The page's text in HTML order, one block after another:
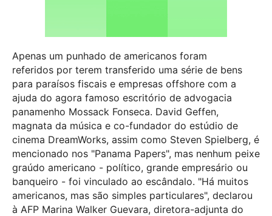
Apenas um punhado de americanos foram
referidos por terem transferido uma série de bens
para paraísos fiscais e empresas offshore com a
ajuda do agora famoso escritório de advogacia
panamenho Mossack Fonseca. David Geffen,
magnata da música e co-fundador do estúdio de
cinema DreamWorks, assim como Steven Spielberg, é
mencionado nos "Panama Papers", mas nenhum peixe
graúdo americano - político, grande empresário ou
banqueiro - foi vinculado ao escândalo. "Há muitos
americanos, mas são simples particulares", declarou
à AFP Marina Walker Guevara, diretora-adjunta do